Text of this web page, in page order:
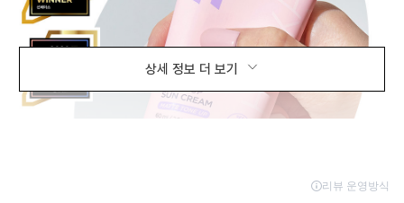
상세 정보 더 보기